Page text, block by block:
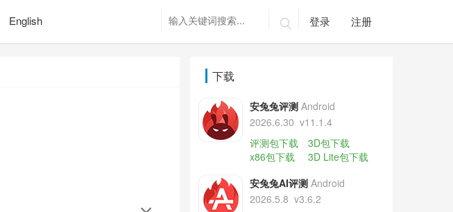
English  登录 注册
下载
安兔兔评测 Android
2026.6.30 v11.1.4
评测包下载
3D包下载
x86包下载
3D Lite包下载
安兔兔AI评测 Android
2026.5.8 v3.6.2